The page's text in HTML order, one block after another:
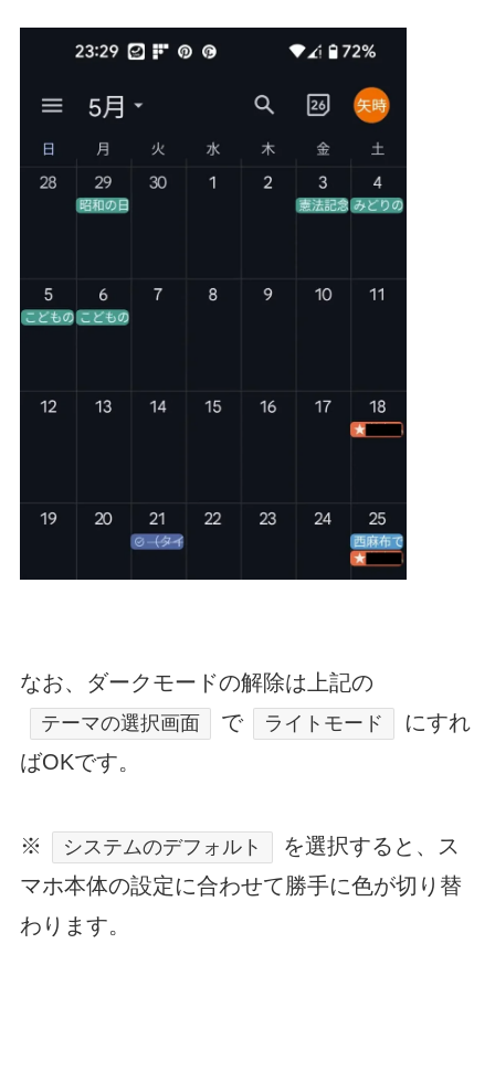
なお、ダークモードの解除は上記の
テーマの選択画面 で ライトモード
にすれ
ばOKです。
※ システムのデフォルト
を選択すると、ス
マホ本体の設定に合わせて勝手に色が切り替
わります。